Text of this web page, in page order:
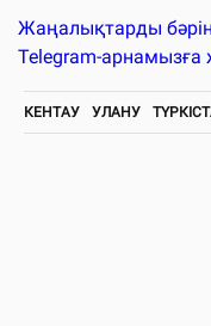
Жаңалықтарды
Telegram-
КЕНТАУ УЛАНУ